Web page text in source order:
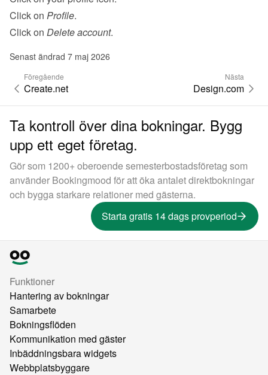
Click on Profile.
Click on Delete account.
Senast ändrad 7 maj 2026
Föregående
Create.net
Nästa
Design.com
Ta kontroll över dina bokningar. Bygg
upp ett eget företag.
Gör som 1200+ oberoende semesterbostadsföretag som
använder Bookingmood för att öka antalet direktbokningar
och bygga starkare relationer med gästerna.
Starta gratis 14 dags provperiod
Funktioner
Hantering av bokningar
Samarbete
Bokningsflöden
Kommunikation med gäster
Inbäddningsbara widgets
Webbplatsbyggare